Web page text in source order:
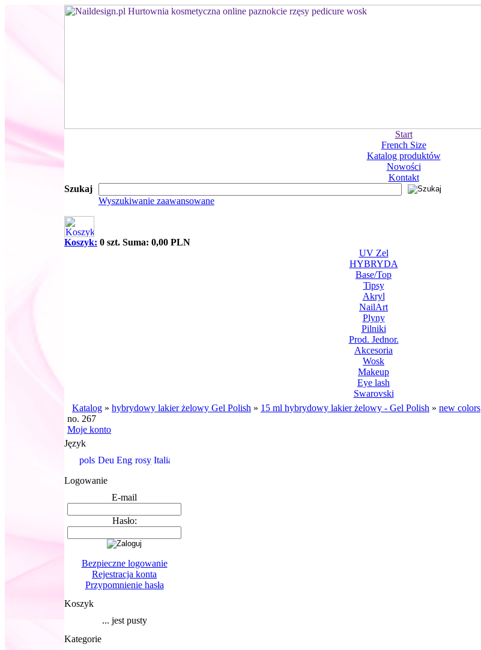
Start
French Size
Katalog produktów
Nowości
Kontakt
Szukaj
Wyszukiwanie zaawansowane
Koszyk: 0 szt. Suma: 0,00 PLN
UV Zel
HYBRYDA
Base/Top
Tipsy
Akryl
NailArt
Plyny
Pilniki
Prod. Jednor.
Akcesoria
Wosk
Makeup
Eye lash
Swarovski
Katalog » hybrydowy lakier żelowy Gel Polish » 15 ml hybrydowy lakier żelowy - Gel Polish » new colors
no. 267
Moje konto
Język
Logowanie
E-mail
Hasło:
Bezpieczne logowanie
Rejestracja konta
Przypomnienie hasła
Koszyk
... jest pusty
Kategorie